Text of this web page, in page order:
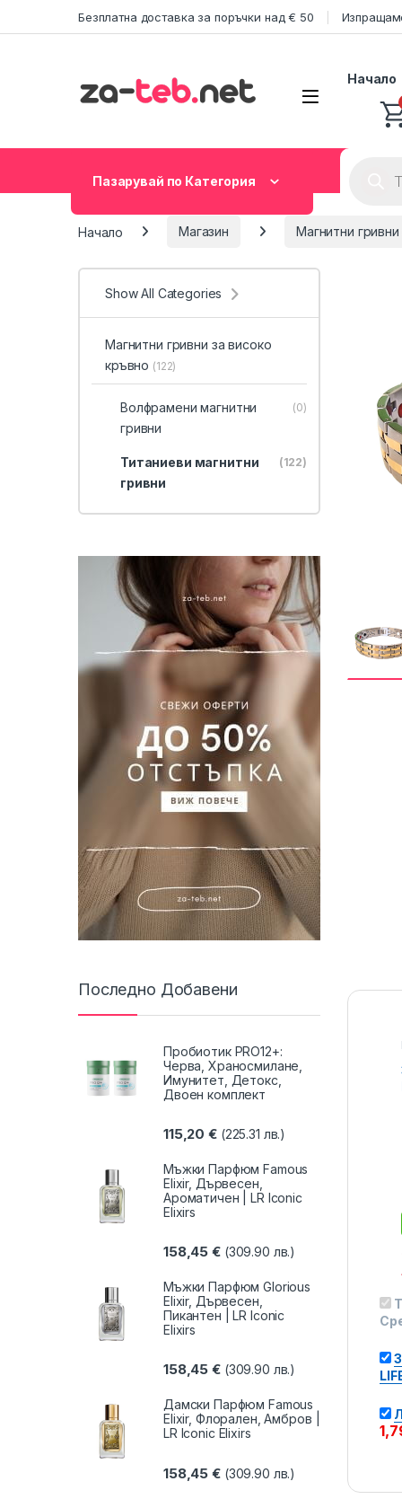
Безплатна доставка за поръчки над € 50
Начало
Пазарувай по Категория
Начало Магазин Магнитни
Show All Categories
Магнитни гривни за високо
кръвно (122)
Волфрамени магнитни
гривни
(0)
Титаниеви магнитни
гривни
(122)
Последно Добавени
Пробиотик PRO12+:
Черва, Храносмилане,
Имунитет, Детокс,
Двоен комплект
115,20€ (225.31 лв.)
Мъжки Парфюм Famous
Elixir, Дървесен,
Ароматичен | LR Iconic
Elixirs
158,45€ (309.90 лв.)
Мъжки Парфюм Glorious
Elixir, Дървесен,
Пикантен | LR Iconic
Elixirs
158,45€ (309.90 лв.)
Дамски Парфюм Famous
Elixir, Флорален, Амбров |
LR Iconic Elixirs
158,45€ (309.90 лв.)